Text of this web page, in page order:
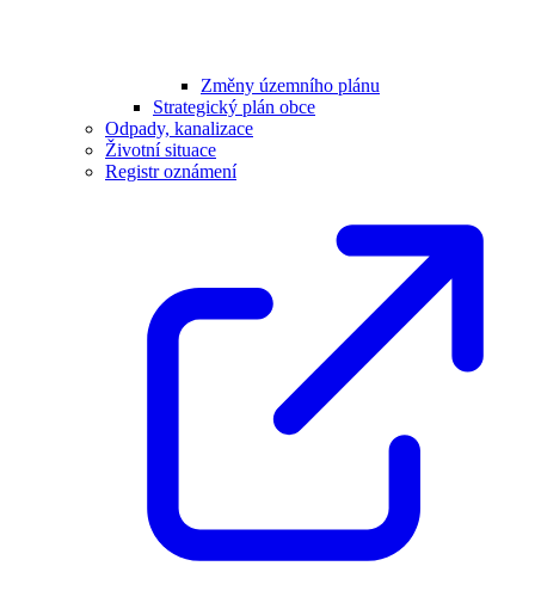
Změny územního plánu
Strategický plán obce
Odpady, kanalizace
Životní situace
Registr oznámení